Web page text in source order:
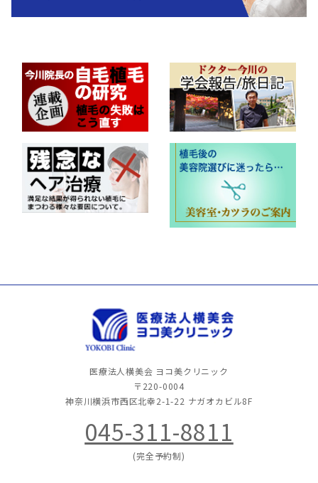
医療法人横美会 ヨコ美クリニック
〒220-0004
神奈川横浜市西区北幸2-1-22 ナガオカビル8F
045-311-8811
(完全予約制)